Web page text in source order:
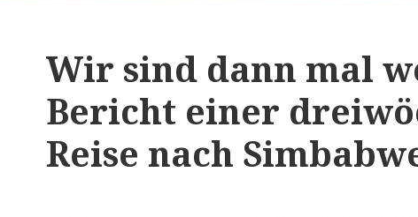
Wir sind dann mal
Bericht einer
Reise nach